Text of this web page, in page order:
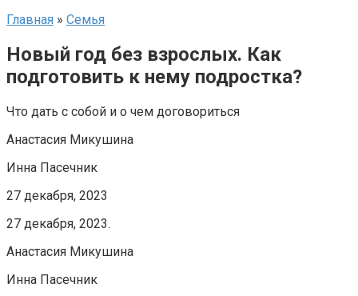
Главная » Семья
Новый год без взрослых. Как
подготовить к нему подростка?
Что дать с собой и о чем договориться
Анастасия Микушина
Инна Пасечник
27 декабря, 2023
27 декабря, 2023.
Анастасия Микушина
Инна Пасечник